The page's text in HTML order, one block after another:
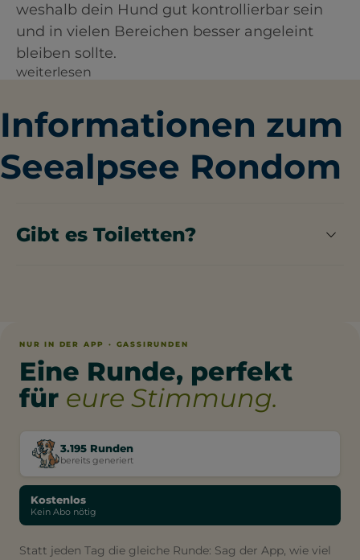
weshalb dein Hund gut kontrollierbar sein
und in vielen Bereichen besser angeleint
bleiben sollte.
weiterlesen
Informationen zum
Seealpsee Rondom
Gibt es Toiletten?
NUR IN DER APP · GASSIRUNDEN
Eine Runde, perfekt
für eure Stimmung.
3.195 Runden
bereits generiert
Kostenlos
Kein Abo nötig
Statt jeden Tag die gleiche Runde: Sag der App, wie viel